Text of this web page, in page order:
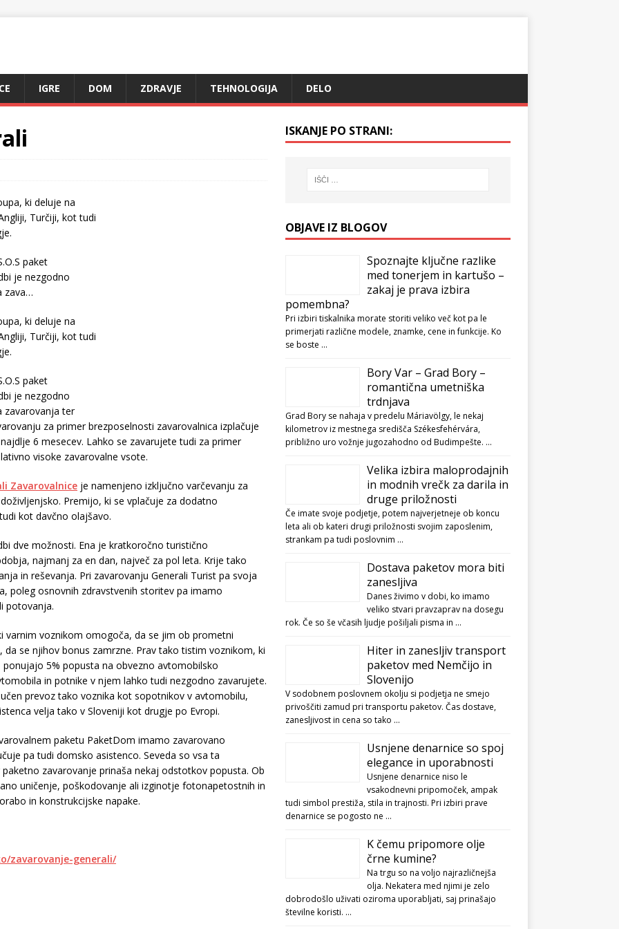
IGRE DOM ZDRAVJE TEHNOLOGIJA DELO
ki deluje na
Turčiji, kot tudi
paket
je nezgodno
zava…
ki deluje na
Turčiji, kot tudi
paket
je nezgodno
zavarovanja ter
za primer brezposelnosti zavarovalnica izplačuje
6 mesecev. Lahko se zavarujete tudi za primer
visoke zavarovalne vsote.
Zavarovalnice je namenjeno izključno varčevanju za
Premijo, ki se vplačuje za dodatno
kot davčno olajšavo.
dve možnosti. Ena je kratkoročno turistično
najmanj za en dan, največ za pol leta. Krije tako
in reševanja. Pri zavarovanju Generali Turist pa svoja
poleg osnovnih zdravstvenih storitev pa imamo
potovanja.
varnim voznikom omogoča, da se jim ob prometni
se njihov bonus zamrzne. Prav tako tistim voznikom, ki
5% popusta na obvezno avtomobilsko
in potnike v njem lahko tudi nezgodno zavarujete.
prevoz tako voznika kot sopotnikov v avtomobilu,
velja tako v Sloveniji kot drugje po Evropi.
paketu PaketDom imamo zavarovano
pa tudi domsko asistenco. Seveda so vsa ta
zavarovanje prinaša nekaj odstotkov popusta. Ob
uničenje, poškodovanje ali izginotje fotonapetostnih in
in konstrukcijske napake.
zavarovanje-generali/
ISKANJE PO STRANI:
OBJAVE IZ BLOGOV
Spoznajte ključne razlike
med tonerjem in kartušo –
zakaj je prava izbira
pomembna?
Pri izbiri tiskalnika morate storiti veliko več kot pa le
primerjati različne modele, znamke, cene in funkcije. Ko
se boste …
Bory Var – Grad Bory –
romantična umetniška
trdnjava
Grad Bory se nahaja v predelu Máriavölgy, le nekaj
kilometrov iz mestnega središča Székesfehérvára,
približno uro vožnje jugozahodno od Budimpešte. …
Velika izbira maloprodajnih
in modnih vrečk za darila in
druge priložnosti
Če imate svoje podjetje, potem najverjetneje ob koncu
leta ali ob kateri drugi priložnosti svojim zaposlenim,
strankam pa tudi poslovnim …
Dostava paketov mora biti
zanesljiva
Danes živimo v dobi, ko imamo
veliko stvari pravzaprav na dosegu
rok. Če so še včasih ljudje pošiljali pisma in …
Hiter in zanesljiv transport
paketov med Nemčijo in
Slovenijo
V sodobnem poslovnem okolju si podjetja ne smejo
privoščiti zamud pri transportu paketov. Čas dostave,
zanesljivost in cena so tako …
Usnjene denarnice so spoj
elegance in uporabnosti
Usnjene denarnice niso le
vsakodnevni pripomoček, ampak
tudi simbol prestiža, stila in trajnosti. Pri izbiri prave
denarnice se pogosto ne …
K čemu pripomore olje
črne kumine?
Na trgu so na voljo najrazličnejša
olja. Nekatera med njimi je zelo
dobrodošlo uživati oziroma uporabljati, saj prinašajo
številne koristi. …